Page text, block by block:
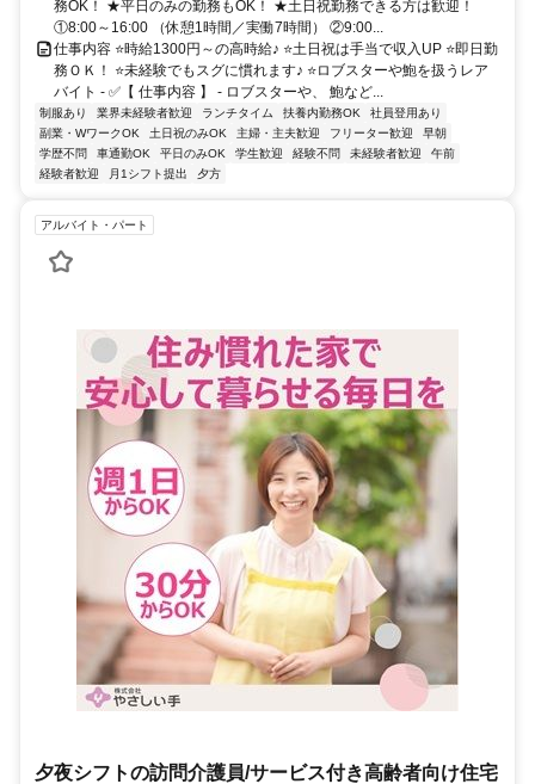
務OK！ ★平日のみの勤務もOK！ ★土日祝勤務できる方は歓迎！
①8:00～16:00 （休憩1時間／実働7時間） ②9:00...
仕事内容 ⭐時給1300円～の高時給♪ ⭐土日祝は手当で収入UP ⭐即日勤
務ＯＫ！ ⭐未経験でもスグに慣れます♪ ⭐ロブスターや鮑を扱うレア
バイト - ✅【 仕事内容 】 - ロブスターや、 鮑など...
制服あり 業界未経験者歓迎 ランチタイム 扶養内勤務OK
社員登用あり
副業・WワークOK
土日祝のみOK 主婦・主夫歓迎 フリーター歓迎
早朝
学歴不問
車通勤OK 平日のみOK 学生歓迎 経験不問 未経験者歓迎
午前
経験者歓迎
月1シフト提出 夕方
アルバイト・パート
夕夜シフトの訪問介護員/サービス付き高齢者向け住宅